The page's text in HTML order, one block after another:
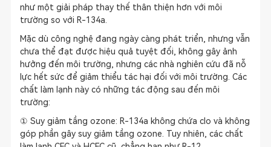
như một giải pháp thay thế thân thiện hơn với môi
trường so với R-134a.
Mặc dù công nghệ đang ngày càng phát triển, nhưng vẫn
chưa thể đạt được hiệu quả tuyệt đối, không gây ảnh
hưởng đến môi trường, nhưng các nhà nghiên cứu đã nỗ
lực hết sức để giảm thiểu tác hại đối với môi trường. Các
chất làm lạnh này có những tác động sau đến môi
trường:
① Suy giảm tầng ozone: R-134a không chứa clo và không
góp phần gây suy giảm tầng ozone. Tuy nhiên, các chất